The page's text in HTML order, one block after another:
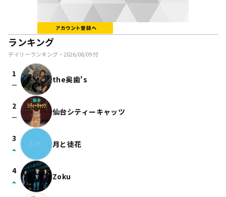
ランキング
デイリーランキング・ 2026/08/09付
1
check_indeterminate_small the奥歯's
2
check_indeterminate_small 仙台シティーキャッツ
3
arrow_drop_up 月と徒花
4
arrow_drop_up Zoku